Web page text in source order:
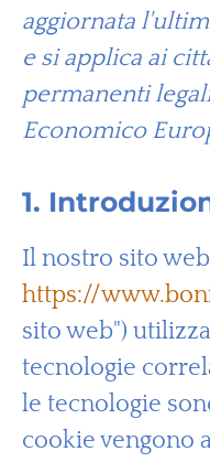
aggiornata
e si applica ai
permanenti
Economico
1.
Il nostro sito
https://
sito web")
tecnologie
le tecnologie
cookie vengono